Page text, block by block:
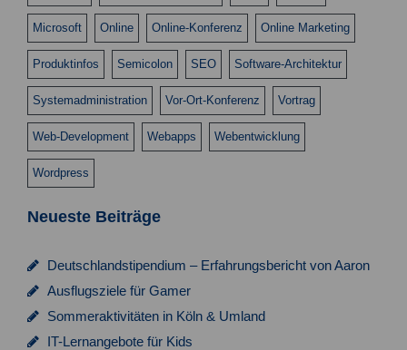
Microsoft Online Online-Konferenz Online Marketing
Produktinfos Semicolon SEO Software-Architektur
Systemadministration Vor-Ort-Konferenz Vortrag
Web-Development Webapps Webentwicklung
Wordpress
Neueste Beiträge
Deutschlandstipendium – Erfahrungsbericht von Aaron
Ausflugsziele für Gamer
Sommeraktivitäten in Köln & Umland
IT-Lernangebote für Kids